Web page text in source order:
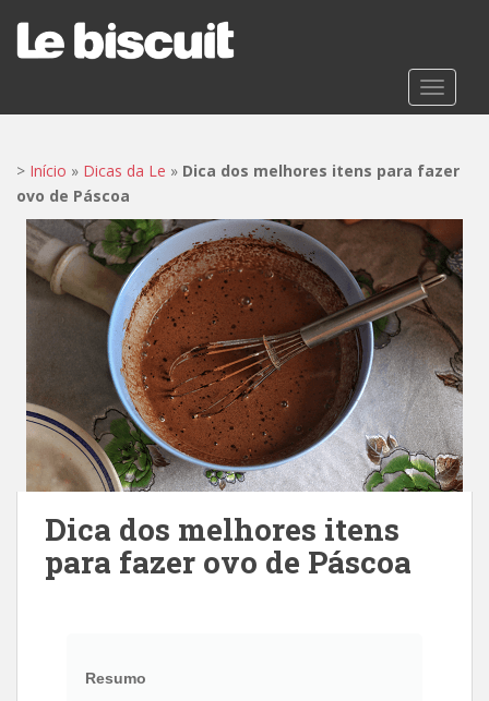
t
> Início » Dicas da Le » Dica dos melhores itens para fazer
ovo de Páscoa
Dica dos melhores itens
para fazer ovo de Páscoa
Resumo